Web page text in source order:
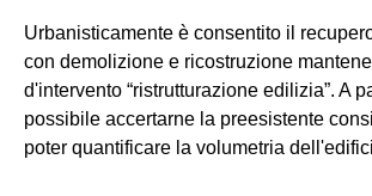
Urbanisticamente è consentito il
con demolizione e ricostruzione
d'intervento “ristrutturazione edilizia”. A
possibile accertarne la preesistente
poter quantificare la volumetria